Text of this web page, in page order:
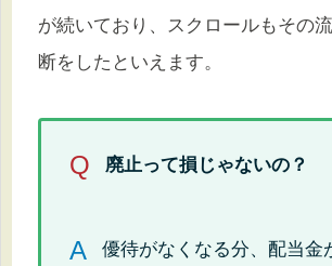
が続いており、スクロールもその
断をしたといえます。
Q 廃止って損じゃないの？
A
優待がなくなる分、配当金